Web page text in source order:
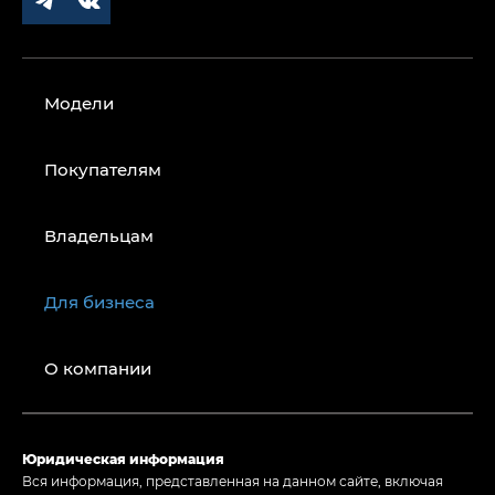
Модели
Покупателям
Владельцам
Для бизнеса
О компании
Юридическая информация
Вся информация, представленная на данном сайте, включая